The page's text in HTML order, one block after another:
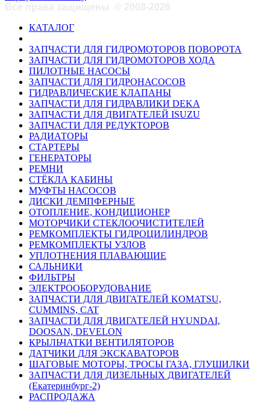
КАТАЛОГ
ЗАПЧАСТИ ДЛЯ ГИДРОМОТОРОВ ПОВОРОТА
ЗАПЧАСТИ ДЛЯ ГИДРОМОТОРОВ ХОДА
ПИЛОТНЫЕ НАСОСЫ
ЗАПЧАСТИ ДЛЯ ГИДРОНАСОСОВ
ГИДРАВЛИЧЕСКИЕ КЛАПАНЫ
ЗАПЧАСТИ ДЛЯ ГИДРАВЛИКИ DEKA
ЗАПЧАСТИ ДЛЯ ДВИГАТЕЛЕЙ ISUZU
ЗАПЧАСТИ ДЛЯ РЕДУКТОРОВ
РАДИАТОРЫ
СТАРТЕРЫ
ГЕНЕРАТОРЫ
РЕМНИ
СТЁКЛА КАБИНЫ
МУФТЫ НАСОСОВ
ДИСКИ ДЕМПФЕРНЫЕ
ОТОПЛЕНИЕ, КОНДИЦИОНЕР
МОТОРЧИКИ СТЕКЛООЧИСТИТЕЛЕЙ
РЕМКОМПЛЕКТЫ ГИДРОЦИЛИНДРОВ
РЕМКОМПЛЕКТЫ УЗЛОВ
УПЛОТНЕНИЯ ПЛАВАЮЩИЕ
САЛЬНИКИ
ФИЛЬТРЫ
ЭЛЕКТРООБОРУДОВАНИЕ
ЗАПЧАСТИ ДЛЯ ДВИГАТЕЛЕЙ KOMATSU,
CUMMINS, CAT
ЗАПЧАСТИ ДЛЯ ДВИГАТЕЛЕЙ HYUNDAI,
DOOSAN, DEVELON
КРЫЛЬЧАТКИ ВЕНТИЛЯТОРОВ
ДАТЧИКИ ДЛЯ ЭКСКАВАТОРОВ
ШАГОВЫЕ МОТОРЫ, ТРОСЫ ГАЗА, ГЛУШИЛКИ
ЗАПЧАСТИ ДЛЯ ДИЗЕЛЬНЫХ ДВИГАТЕЛЕЙ
(Екатеринбург-2)
РАСПРОДАЖА